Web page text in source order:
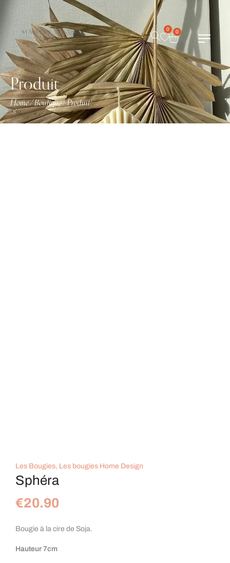
0 0
Produit
Home/Boutique/Produit
Les Bougies, Les bougies Home Design
Sphéra
€20.90
Bougie à la cire de Soja.
Hauteur 7cm